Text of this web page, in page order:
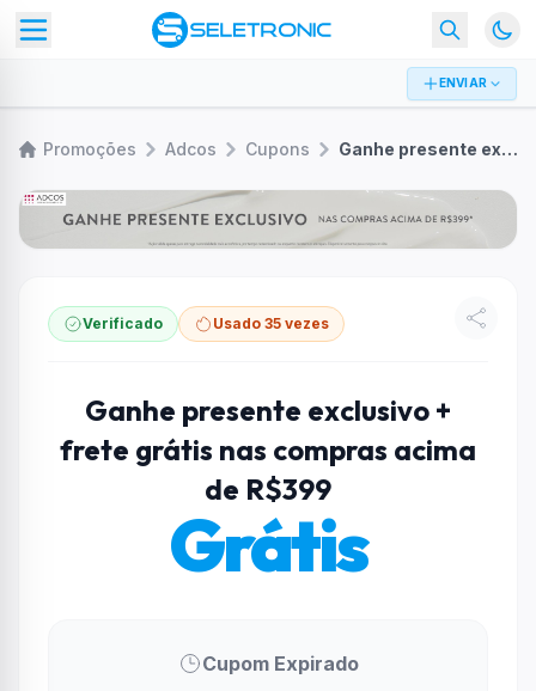
ENVIAR
Promoções Adcos Cupons Ganhe presente exclusivo + frete grátis nas compras acima de R$399
Verificado Usado 35 vezes
Ganhe presente exclusivo +
frete grátis nas compras acima
de R$399
Grátis
Cupom Expirado